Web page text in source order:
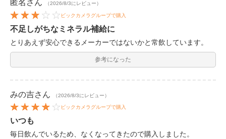
匿名 さん （2026/8/3にレビュー）
ビックカメラグループで購入
不足しがちなミネラル補給に
とりあえず安心できるメーカーではないかと常飲しています。
参考になった
みの吉さん （2026/8/3にレビュー）
ビックカメラグループで購入
いつも
毎日飲んでいるため、なくなってきたので購入しました。